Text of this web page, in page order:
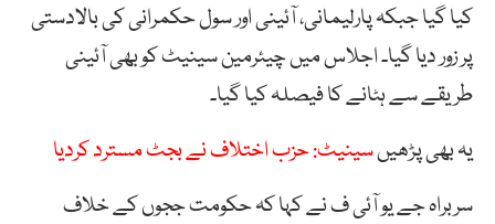
کیا گیا جبکہ پارلیمانی، آئینی اور سول حکمرانی کی بالادستی
پر زور دیا گیا۔ اجلاس میں چیئرمین سینیٹ کو بھی آئینی
طریقے سے ہٹانے کا فیصلہ کیا گیا۔
یہ بھی پڑھیںسینیٹ: حزب اختلاف نے بجٹ مسترد کردیا
سربراہ جے یو آئی ف نے کہا کہ حکومت ججوں کے خلاف